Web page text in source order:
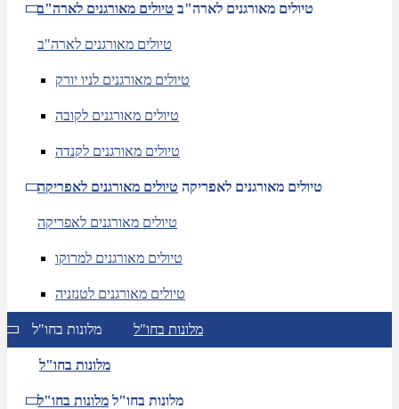
טיולים מאורגנים לארה"ב טיולים מאורגנים לארה"ב
טיולים מאורגנים לארה"ב
טיולים מאורגנים לניו יורק
טיולים מאורגנים לקובה
טיולים מאורגנים לקנדה
טיולים מאורגנים לאפריקה טיולים מאורגנים לאפריקה
טיולים מאורגנים לאפריקה
טיולים מאורגנים למרוקו
טיולים מאורגנים לטנזניה
מלונות בחו"ל מלונות בחו"ל
מלונות בחו"ל
מלונות בחו"ל מלונות בחו"ל